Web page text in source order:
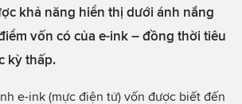
khả năng hiển thị dưới ánh nắng
vốn có của e-ink – đồng thời tiêu
kỳ thấp.
e-ink (mực điện tử) vốn được biết đến